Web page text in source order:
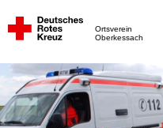
Ortsverein
Oberkessach